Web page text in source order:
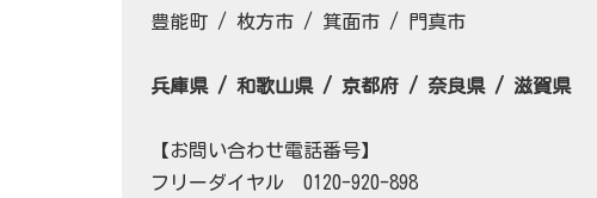
豊能町 / 枚方市 / 箕面市 / 門真市
兵庫県 / 和歌山県 / 京都府 / 奈良県 / 滋賀県
【お問い合わせ電話番号】
フリーダイヤル 0120-920-898